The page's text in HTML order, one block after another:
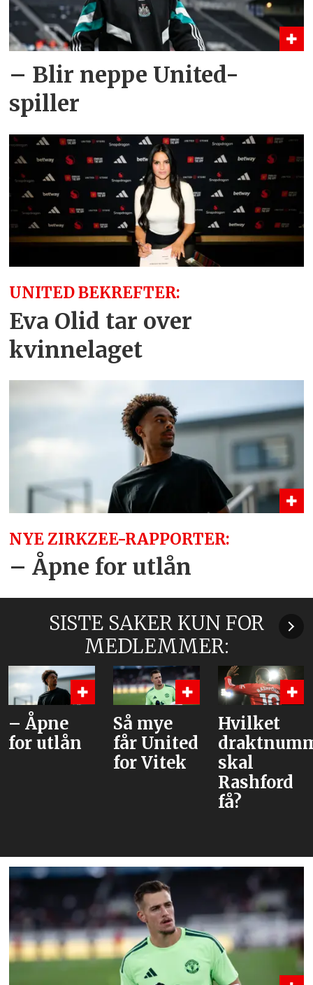
– Blir neppe United-
spiller
UNITED BEKREFTER:
Eva Olid tar over
kvinnelaget
NYE ZIRKZEE-RAPPORTER:
– Åpne for utlån
SISTE SAKER KUN FOR
MEDLEMMER:
– Åpne
for utlån
Så mye
får United
for Vitek
Hvilket
skal
Rashford
få?